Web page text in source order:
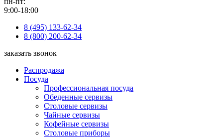
9:00-18:00
8 (495) 133-62-34
8 (800) 200-62-34
заказать звонок
Распродажа
Посуда
Профессиональная посуда
Обеденные сервизы
Столовые сервизы
Чайные сервизы
Кофейные сервизы
Столовые приборы